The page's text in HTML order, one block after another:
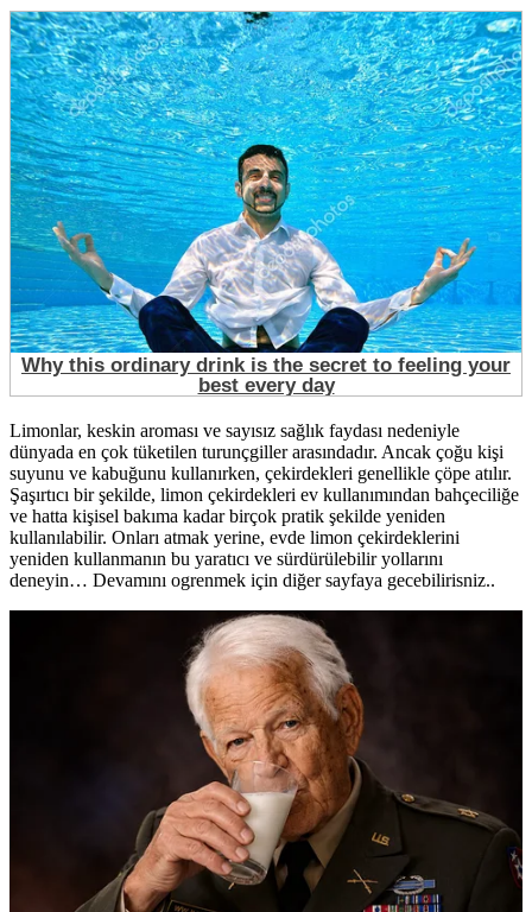
Limonlar, keskin aroması ve sayısız sağlık faydası nedeniyle
dünyada en çok tüketilen turunçgiller arasındadır. Ancak çoğu kişi
suyunu ve kabuğunu kullanırken, çekirdekleri genellikle çöpe atılır.
Şaşırtıcı bir şekilde, limon çekirdekleri ev kullanımından bahçeciliğe
ve hatta kişisel bakıma kadar birçok pratik şekilde yeniden
kullanılabilir. Onları atmak yerine, evde limon çekirdeklerini
yeniden kullanmanın bu yaratıcı ve sürdürülebilir yollarını
deneyin… Devamını ogrenmek için diğer sayfaya gecebilirisniz..